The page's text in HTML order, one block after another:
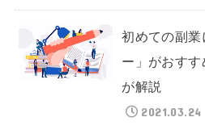
初めての副業
ー」がおす
が解説
2021.03.24